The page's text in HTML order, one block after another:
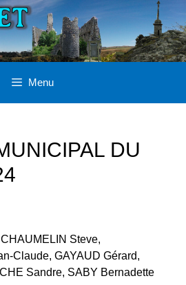
Menu
DU
Steve,
Claude, GAYAUD Gérard,
Sandre, SABY Bernadette